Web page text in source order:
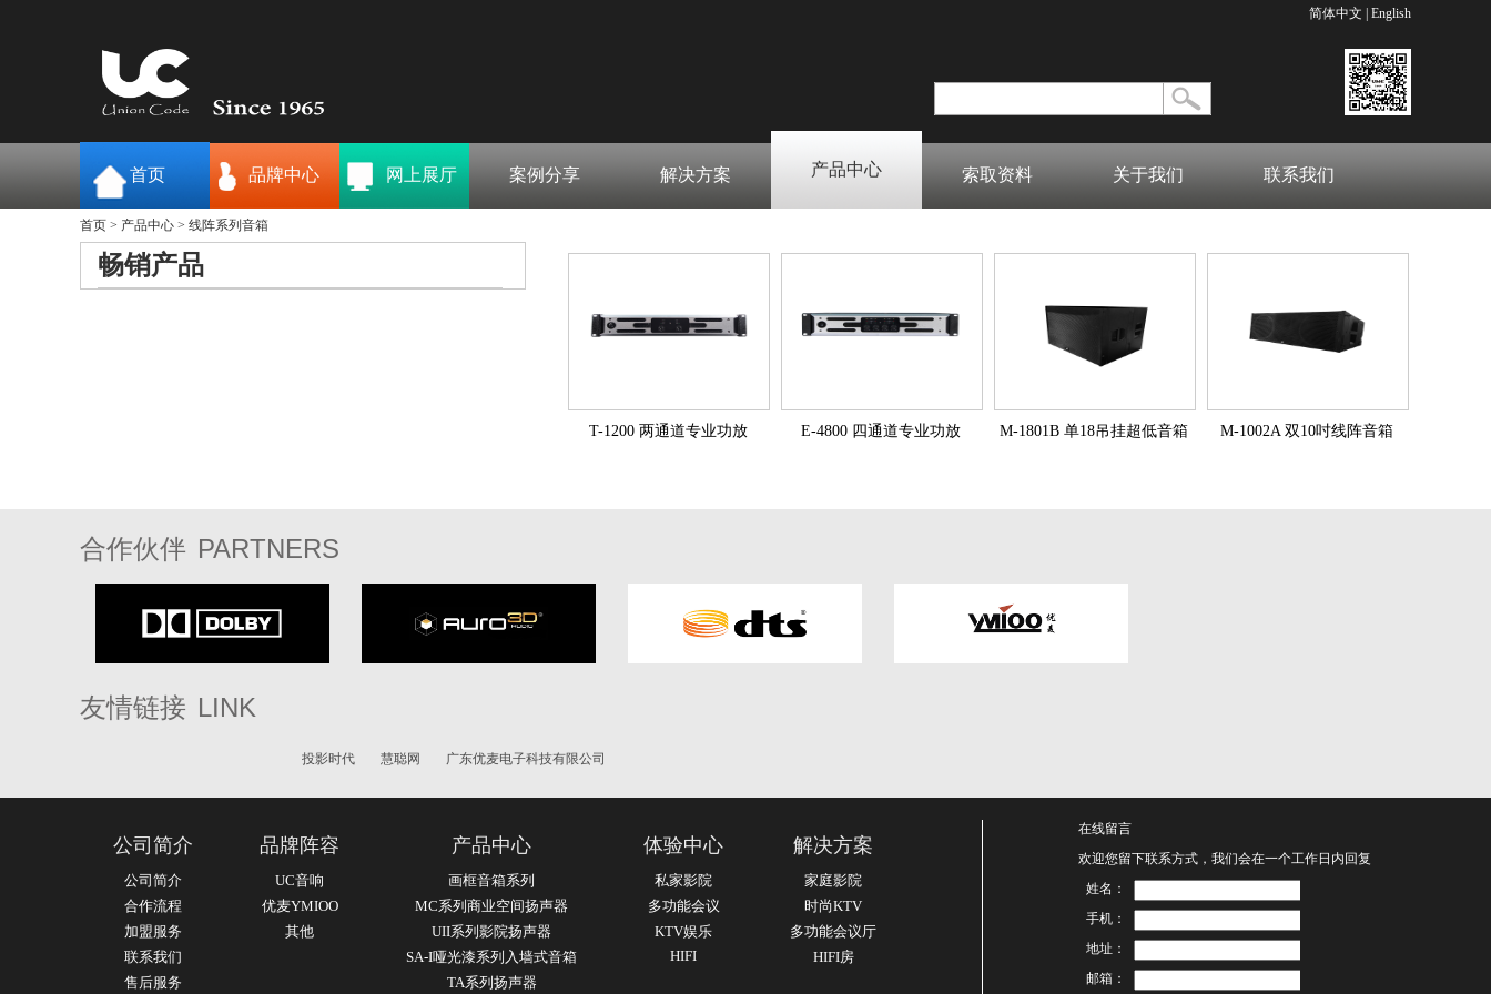
简体中文 English
首页 品牌中心 网上展厅 案例分享 解决方案 产品中心 索取资料 关于我们 联系我们
首页 > 产品中心 > 线阵系列音箱
畅销产品
T-1200 两通道专业功放
E-4800 四通道专业功放
M-1801B 单18吊挂超低音箱 M-1002A 双10吋线阵音箱
合作伙伴 PARTNERS
友情链接 LINK
投影时代 慧聪网 广东优麦电子科技有限公司
公司简介
公司简介
合作流程
加盟服务
联系我们
售后服务
品牌阵容
UC音响
优麦YMIOO
其他
产品中心
画框音箱系列
MC系列商业空间扬声器
UII系列影院扬声器
SA-I哑光漆系列入墙式音箱
TA系列扬声器
体验中心
私家影院
多功能会议
KTV娱乐
HIFI
解决方案
家庭影院
时尚KTV
多功能会议厅
HIFI房
在线留言
欢迎您留下联系方式，我们会在一个工作日内回复
姓名：
手机：
地址：
邮箱：